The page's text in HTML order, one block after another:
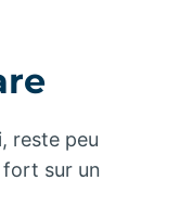
reste peu
sur un